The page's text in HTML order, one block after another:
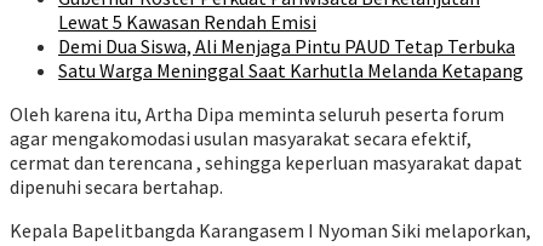
Lewat 5 Kawasan Rendah Emisi
Demi Dua Siswa, Ali Menjaga Pintu PAUD Tetap Terbuka
Satu Warga Meninggal Saat Karhutla Melanda Ketapang
Oleh karena itu, Artha Dipa meminta seluruh peserta forum
agar mengakomodasi usulan masyarakat secara efektif,
cermat dan terencana , sehingga keperluan masyarakat dapat
dipenuhi secara bertahap.
Kepala Bapelitbangda Karangasem I Nyoman Siki melaporkan,